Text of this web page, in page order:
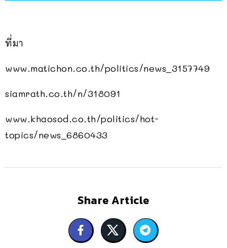
ที่มา
www.matichon.co.th/politics/news_3157749
siamrath.co.th/n/318091
www.khaosod.co.th/politics/hot-
topics/news_6860433
Share Article